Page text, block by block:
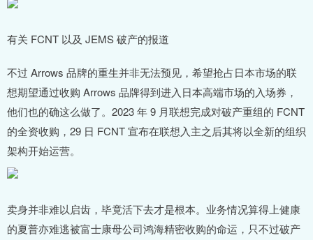
有关 FCNT 以及 JEMS 破产的报道
不过 Arrows 品牌的重生并非无法预见，希望抢占日本市场的联
想期望通过收购 Arrows 品牌得到进入日本高端市场的入场券，
他们也的确这么做了。2023 年 9 月联想完成对破产重组的 FCNT
的全资收购，29 日 FCNT 宣布在联想入主之后其将以全新的组织
架构开始运营。
卖身并非难以启齿，毕竟活下去才是根本。业务情况算得上健康
的夏普亦难逃被富士康母公司鸿海精密收购的命运，只不过破产